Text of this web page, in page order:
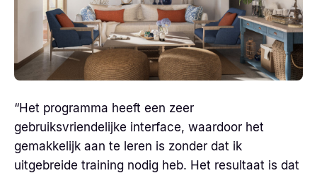
“Het programma heeft een zeer
gebruiksvriendelijke interface, waardoor het
gemakkelijk aan te leren is zonder dat ik
uitgebreide training nodig heb. Het resultaat is dat